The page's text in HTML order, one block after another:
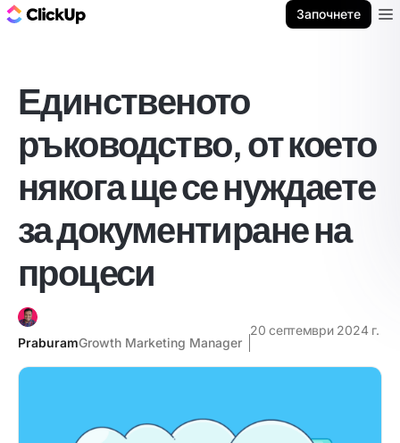
Започнете
Единственото
ръководство, от което
някога ще се нуждаете
за документиране на
процеси
PraburamGrowth Marketing Manager
20 септември 2024 г.